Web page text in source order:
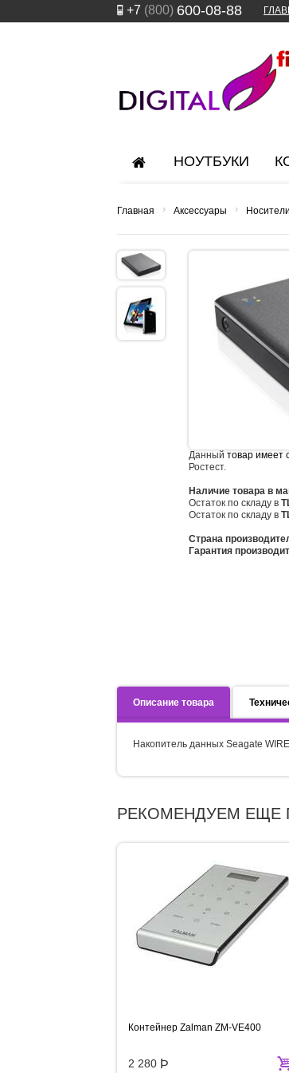
+7 (800) 600-08-88
НОУТБУКИ
Главная › Аксессуары ›
Данный товар имеет
Ростест.
Наличие товара в
Остаток по складу в
Остаток по складу в
Страна
Гарантия
Описание товара
Накопитель данных Seagate
РЕКОМЕНДУЕМ ЕЩЕ
Контейнер Zalman ZM-VE400
2 280 Þ